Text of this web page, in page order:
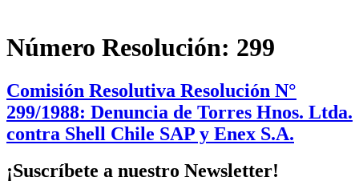
Número Resolución: 299
Comisión Resolutiva Resolución N°
299/1988: Denuncia de Torres Hnos. Ltda.
contra Shell Chile SAP y Enex S.A.
¡Suscríbete a nuestro Newsletter!